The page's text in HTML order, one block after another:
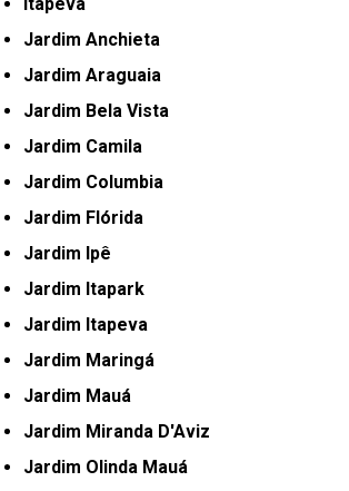
Itapeva
Jardim Anchieta
Jardim Araguaia
Jardim Bela Vista
Jardim Camila
Jardim Columbia
Jardim Flórida
Jardim Ipê
Jardim Itapark
Jardim Itapeva
Jardim Maringá
Jardim Mauá
Jardim Miranda D'Aviz
Jardim Olinda Mauá